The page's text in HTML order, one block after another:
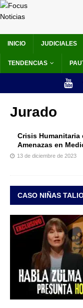
INICIO JUDICIALES
TENDENCIAS
Jurado
Crisis Humanitaria
Amenazas en
13 de diciembre de 2023
CASO NIÑAS